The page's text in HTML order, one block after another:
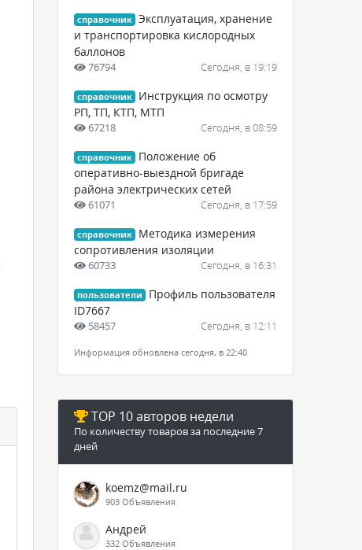
справочник Эксплуатация, хранение
и транспортировка кислородных
баллонов
76794 Сегодня, в 19:19
справочник
Инструкция по осмотру
РП, ТП, КТП, МТП
67218 Сегодня, в 08:59
справочник
Положение об
оперативно-выездной бригаде
района электрических сетей
61071 Сегодня, в 17:59
справочник
Методика измерения
сопротивления изоляции
60733 Сегодня, в 16:31
пользователи
Профиль пользователя
ID7667
58457 Сегодня, в 12:11
Информация обновлена сегодня, в 22:40
TOP 10 авторов недели
По количеству товаров за последние 7
дней
koemz@mail.ru
903 Объявления
Андрей
332 Объявления